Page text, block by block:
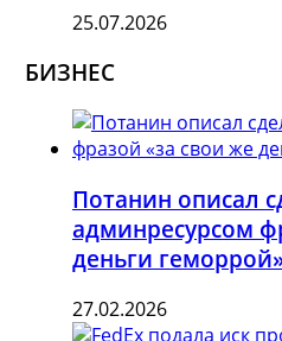
25.07.2026
БИЗНЕС
Потанин описал
админресурсом
деньги
27.02.2026